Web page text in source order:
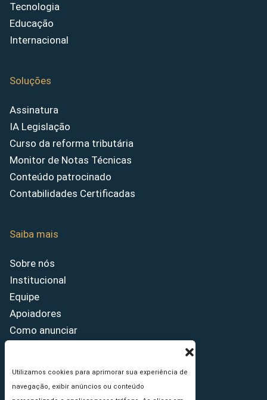
Utilizamos cookies para aprimorar sua experiência de
navegação, exibir anúncios ou conteúdo
Tecnologia
Educação
Internacional
Soluções
Assinatura
IA Legislação
Curso da reforma tributária
Monitor de Notas Técnicas
Conteúdo patrocinado
Contabilidades Certificadas
Saiba mais
Sobre nós
Institucional
Equipe
Apoiadores
Como anunciar
Princípios Editoriais